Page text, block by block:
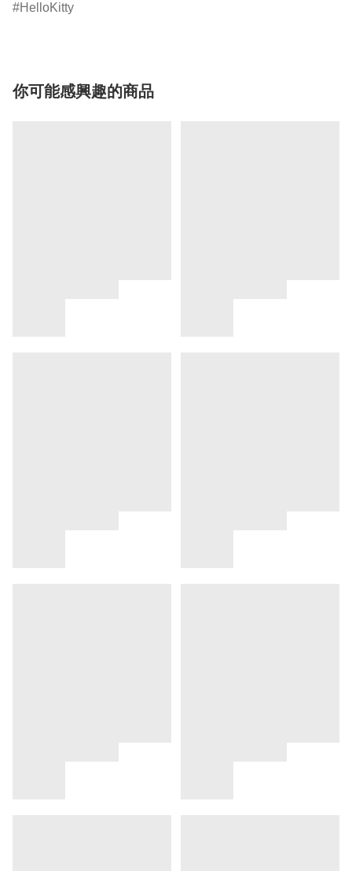
HelloKitty
你可能感興趣的商品